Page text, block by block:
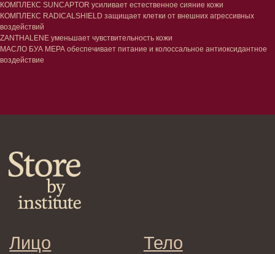
КОМПЛЕКС SUNCAPTOR усиливает естественное сияние кожи
КОМПЛЕКС RADICALSHIELD защищает клетки от внешних агрессивных
воздействий
ZANTHALENE уменьшает чувствительность кожи
МАСЛО БУА МЕРА обеспечивает питание и колоссальное антиоксидантное
воздействие
Клиентам
Система лояльности
Доставка и самовывоз
Оплата и возврат
Согласие на обработку
персональных данных
Подписаться
Отправляя адрес электронной почты
вы соглашаетесь с политикой в отношении
обработки персональных данных